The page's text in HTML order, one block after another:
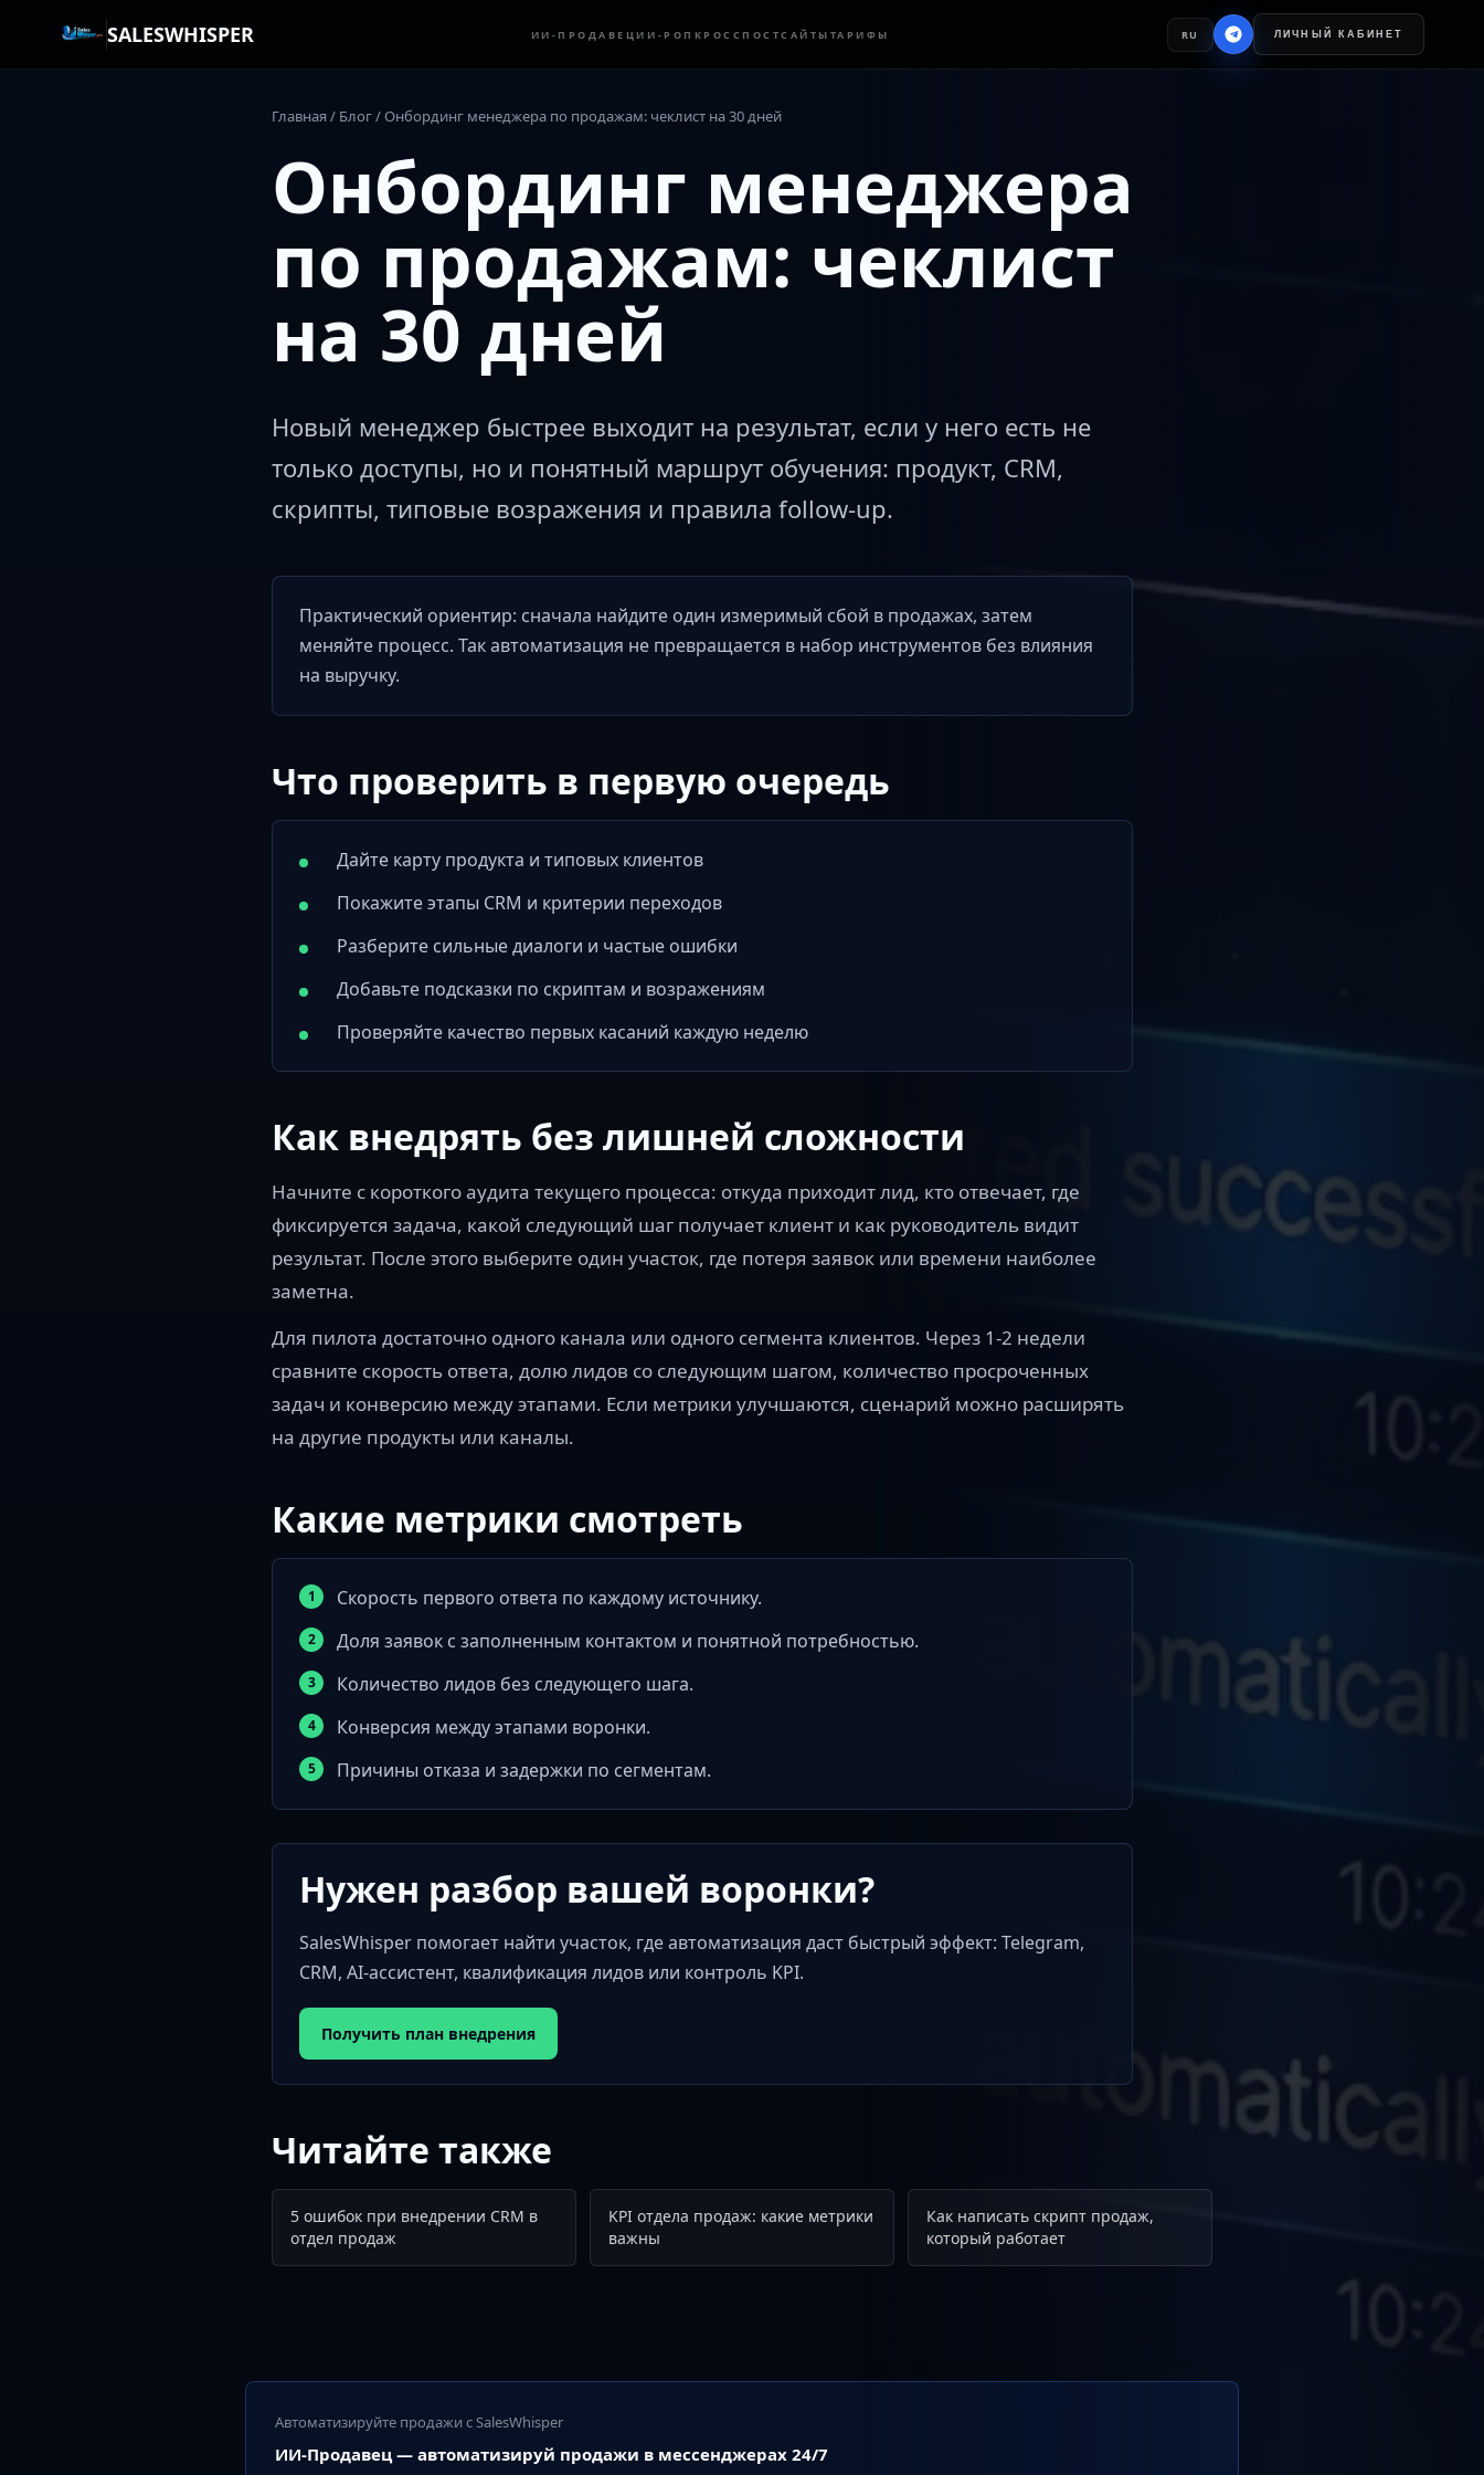
SALESWHISPER ИИ-ПРОДАВЕЦ ИИ-РОП КРОССПОСТСАЙТЫ ТАРИФЫ RU ЛИЧНЫЙ КАБИНЕТ
Главная / Блог/ Онбординг менеджера по продажам: чеклист на 30 дней
Онбординг менеджера
по продажам: чеклист
на 30 дней
Новый менеджер быстрее выходит на результат, если у него есть не
только доступы, но и понятный маршрут обучения: продукт, CRM,
скрипты, типовые возражения и правила follow-up.
Практический ориентир: сначала найдите один измеримый сбой в продажах, затем
меняйте процесс. Так автоматизация не превращается в набор инструментов без влияния
на выручку.
Что проверить в первую очередь
Дайте карту продукта и типовых клиентов
Покажите этапы CRM и критерии переходов
Разберите сильные диалоги и частые ошибки
Добавьте подсказки по скриптам и возражениям
Проверяйте качество первых касаний каждую неделю
Как внедрять без лишней сложности
Начните с короткого аудита текущего процесса: откуда приходит лид, кто отвечает, где
фиксируется задача, какой следующий шаг получает клиент и как руководитель видит
результат. После этого выберите один участок, где потеря заявок или времени наиболее
заметна.
Для пилота достаточно одного канала или одного сегмента клиентов. Через 1-2 недели
сравните скорость ответа, долю лидов со следующим шагом, количество просроченных
задач и конверсию между этапами. Если метрики улучшаются, сценарий можно расширять
на другие продукты или каналы.
Какие метрики смотреть
Скорость первого ответа по каждому источнику.
Доля заявок с заполненным контактом и понятной потребностью.
Количество лидов без следующего шага.
Конверсия между этапами воронки.
Причины отказа и задержки по сегментам.
Нужен разбор вашей воронки?
SalesWhisper помогает найти участок, где автоматизация даст быстрый эффект: Telegram,
CRM, AI-ассистент, квалификация лидов или контроль KPI.
Получить план внедрения
Читайте также
5 ошибок при внедрении CRM в
отдел продаж
KPI отдела продаж: какие метрики
важны
Как написать скрипт продаж,
который работает
Автоматизируйте продажи с SalesWhisper
ИИ-Продавец — автоматизируй продажи в мессенджерах 24/7